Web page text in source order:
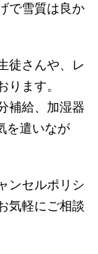
で雪質は良か
徒さんや、レ
ます。
補給、加湿器
を遣いなが
ンセルポリシ
気軽にご相談